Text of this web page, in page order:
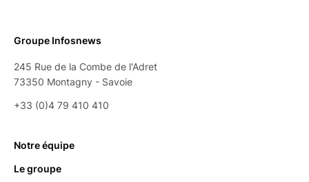
Groupe Infosnews
245 Rue de la Combe de l'Adret
73350 Montagny - Savoie
+33 (0)4 79 410 410
Notre équipe
Le groupe